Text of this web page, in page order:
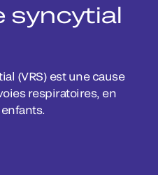
syncytial
(VRS) est une cause
respiratoires, en